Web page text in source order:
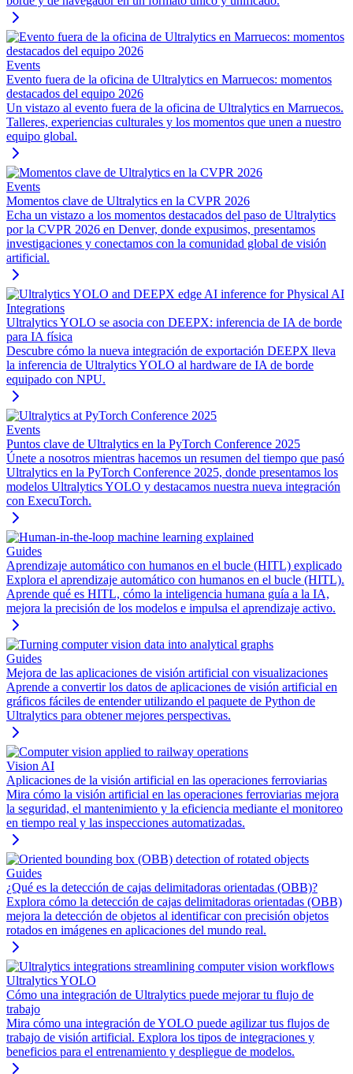
Events
Evento fuera de la oficina de Ultralytics en Marruecos: momentos
destacados del equipo 2026
Un vistazo al evento fuera de la oficina de Ultralytics en Marruecos.
Talleres, experiencias culturales y los momentos que unen a nuestro
equipo global.
Events
Momentos clave de Ultralytics en la CVPR 2026
Echa un vistazo a los momentos destacados del paso de Ultralytics
por la CVPR 2026 en Denver, donde expusimos, presentamos
investigaciones y conectamos con la comunidad global de visión
artificial.
Integrations
Ultralytics YOLO se asocia con DEEPX: inferencia de IA de borde
para IA física
Descubre cómo la nueva integración de exportación DEEPX lleva
la inferencia de Ultralytics YOLO al hardware de IA de borde
equipado con NPU.
Events
Puntos clave de Ultralytics en la PyTorch Conference 2025
Únete a nosotros mientras hacemos un resumen del tiempo que pasó
Ultralytics en la PyTorch Conference 2025, donde presentamos los
modelos Ultralytics YOLO y destacamos nuestra nueva integración
con ExecuTorch.
Guides
Aprendizaje automático con humanos en el bucle (HITL) explicado
Explora el aprendizaje automático con humanos en el bucle (HITL).
Aprende qué es HITL, cómo la inteligencia humana guía a la IA,
mejora la precisión de los modelos e impulsa el aprendizaje activo.
Guides
Mejora de las aplicaciones de visión artificial con visualizaciones
Aprende a convertir los datos de aplicaciones de visión artificial en
gráficos fáciles de entender utilizando el paquete de Python de
Ultralytics para obtener mejores perspectivas.
Vision AI
Aplicaciones de la visión artificial en las operaciones ferroviarias
Mira cómo la visión artificial en las operaciones ferroviarias mejora
la seguridad, el mantenimiento y la eficiencia mediante el monitoreo
en tiempo real y las inspecciones automatizadas.
Guides
¿Qué es la detección de cajas delimitadoras orientadas (OBB)?
Explora cómo la detección de cajas delimitadoras orientadas (OBB)
mejora la detección de objetos al identificar con precisión objetos
rotados en imágenes en aplicaciones del mundo real.
Ultralytics YOLO
Cómo una integración de Ultralytics puede mejorar tu flujo de
trabajo
Mira cómo una integración de YOLO puede agilizar tus flujos de
trabajo de visión artificial. Explora los tipos de integraciones y
beneficios para el entrenamiento y despliegue de modelos.